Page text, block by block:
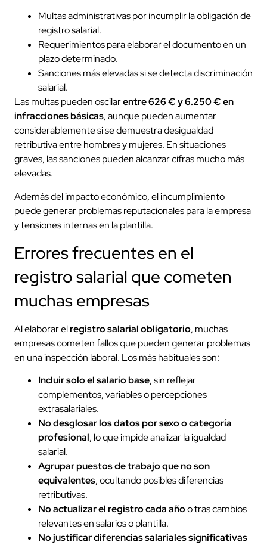
Multas administrativas por incumplir la obligación de
registro salarial.
Requerimientos para elaborar el documento en un
plazo determinado.
Sanciones más elevadas si se detecta discriminación
salarial.
Las multas pueden oscilarentre 626 € y 6.250 € en
infracciones básicas, aunque pueden aumentar
considerablemente si se demuestra desigualdad
retributiva entre hombres y mujeres. En situaciones
graves, las sanciones pueden alcanzar cifras mucho más
elevadas.
Además del impacto económico, el incumplimiento
puede generar problemas reputacionales para la empresa
y tensiones internas en la plantilla.
Errores frecuentes en el
registro salarial que cometen
muchas empresas
Al elaborar elregistro salarial obligatorio, muchas
empresas cometen fallos que pueden generar problemas
en una inspección laboral. Los más habituales son:
Incluir solo el salario base, sin reflejar
complementos, variables o percepciones
extrasalariales.
No desglosar los datos por sexo o categoría
profesional, lo que impide analizar la igualdad
salarial.
Agrupar puestos de trabajo que no son
equivalentes, ocultando posibles diferencias
retributivas.
No actualizar el registro cada añoo tras cambios
relevantes en salarios o plantilla.
No justificar diferencias salariales significativas